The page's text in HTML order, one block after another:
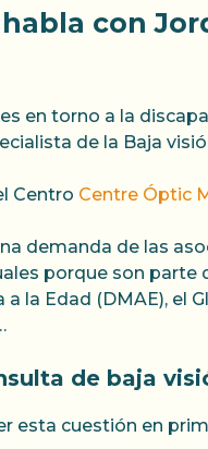
con
en torno a la
de la Baja
Centro Centre Óptic
demanda de las
porque son
la Edad (DMAE), el
de baja
esta cuestión en